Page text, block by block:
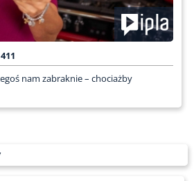
nam zabraknie – chociażby